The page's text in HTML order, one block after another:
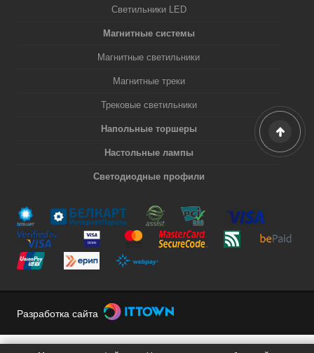
Светильники LED
Магнитные системы
Магнитные светильники
Магнитные треки
Трековые светильники
Напольные торшеры
Настольные лампы
Светодиодные профили
Разработка сайта